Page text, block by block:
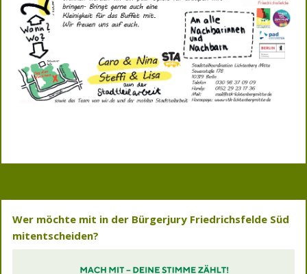
Wer möchte mit in der Bürgerjury Friedrichsfelde Süd
mitentscheiden?